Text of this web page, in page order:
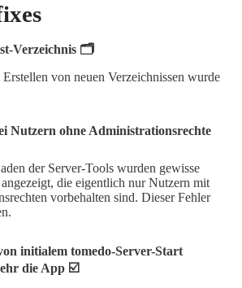
Verzeichnis 🗂️
von neuen Verzeichnissen wurde
Nutzern ohne Administrationsrechte
der Server-Tools wurden gewisse
die eigentlich nur Nutzern mit
vorbehalten sind. Dieser Fehler
initialem tomedo-Server-Start
die App ☑️